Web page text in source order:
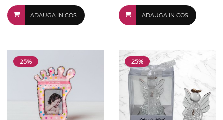
ADAUGA IN COS ADAUGA IN COS
25% 25%